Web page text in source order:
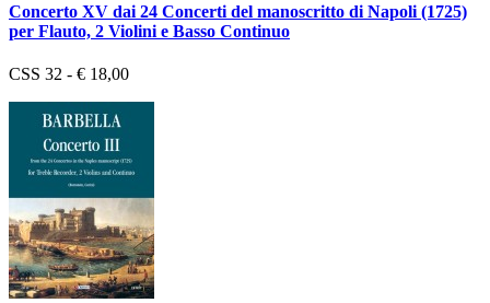
Concerto XV dai 24 Concerti del manoscritto di Napoli (1725)
per Flauto, 2 Violini e Basso Continuo
CSS 32 - € 18,00